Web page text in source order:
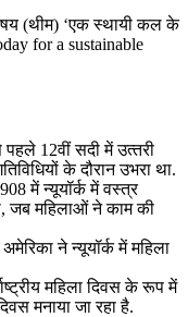
(थीम) ‘एक स्थायी कल के
for a sustainable
पहले 12वीं सदी में उत्‍तरी
के दौरान उभरा था.
में न्‍यूयॉर्क में वस्‍त्र
जब महिलाओं ने काम की
ने न्यूयॉर्क में महिला
महिला दिवस के रूप में
मनाया जा रहा है.